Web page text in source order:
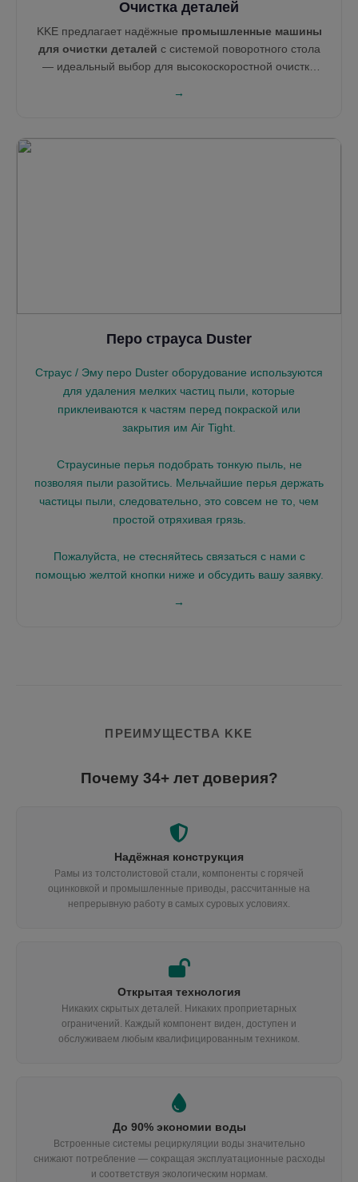
Очистка деталей
KKE предлагает надёжные промышленные машины
для очистки деталей с системой поворотного стола
— идеальный выбор для высокоскоростной очистки
производственную линию.
→
Перо страуса Duster
Страус / Эму перо Duster оборудование используются
для удаления мелких частиц пыли, которые
приклеиваются к частям перед покраской или
закрытия им Air Tight.
Страусиные перья подобрать тонкую пыль, не
позволяя пыли разойтись. Мельчайшие перья держать
частицы пыли, следовательно, это совсем не то, чем
простой отряхивая грязь.
Пожалуйста, не стесняйтесь связаться с нами с
помощью желтой кнопки ниже и обсудить вашу заявку.
→
ПРЕИМУЩЕСТВА KKE
Почему 34+ лет доверия?
Надёжная конструкция
Рамы из толстолистовой стали, компоненты с горячей
оцинковкой и промышленные приводы, рассчитанные на
непрерывную работу в самых суровых условиях.
Открытая технология
Никаких скрытых деталей. Никаких проприетарных
ограничений. Каждый компонент виден, доступен и
обслуживаем любым квалифицированным техником.
До 90% экономии воды
Встроенные системы рециркуляции воды значительно
снижают потребление — сокращая эксплуатационные расходы
и соответствуя экологическим нормам.